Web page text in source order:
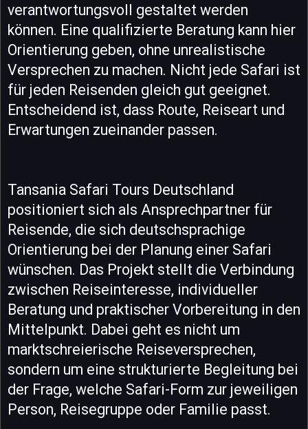
verantwortungsvoll gestaltet werden
können. Eine qualifizierte Beratung kann hier
Orientierung geben, ohne unrealistische
Versprechen zu machen. Nicht jede Safari ist
für jeden Reisenden gleich gut geeignet.
Entscheidend ist, dass Route, Reiseart und
Erwartungen zueinander passen.
Tansania Safari Tours Deutschland
positioniert sich als Ansprechpartner für
Reisende, die sich deutschsprachige
Orientierung bei der Planung einer Safari
wünschen. Das Projekt stellt die Verbindung
zwischen Reiseinteresse, individueller
Beratung und praktischer Vorbereitung in den
Mittelpunkt. Dabei geht es nicht um
marktschreierische Reiseversprechen,
sondern um eine strukturierte Begleitung bei
der Frage, welche Safari-Form zur jeweiligen
Person, Reisegruppe oder Familie passt.